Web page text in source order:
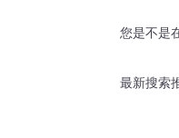
您是不是
最新搜索